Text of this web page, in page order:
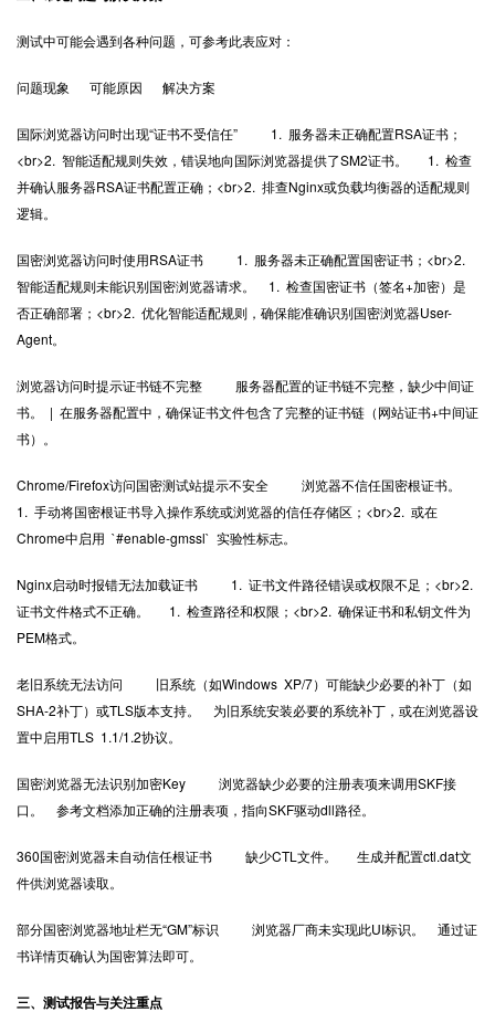
测试中可能会遇到各种问题，可参考此表应对：
问题现象 可能原因 解决方案
国际浏览器访问时出现“证书不受信任” 1. 服务器未正确配置RSA证书；
<br>2. 智能适配规则失效，错误地向国际浏览器提供了SM2证书。 1. 检查
并确认服务器RSA证书配置正确；<br>2. 排查Nginx或负载均衡器的适配规则
逻辑。
国密浏览器访问时使用RSA证书 1. 服务器未正确配置国密证书；<br>2.
智能适配规则未能识别国密浏览器请求。 1. 检查国密证书（签名+加密）是
否正确部署；<br>2. 优化智能适配规则，确保能准确识别国密浏览器User-
Agent。
浏览器访问时提示证书链不完整 服务器配置的证书链不完整，缺少中间证
书。 | 在服务器配置中，确保证书文件包含了完整的证书链（网站证书+中间证
书）。
Chrome/Firefox访问国密测试站提示不安全 浏览器不信任国密根证书。
1. 手动将国密根证书导入操作系统或浏览器的信任存储区；<br>2. 或在
Chrome中启用 `#enable-gmssl` 实验性标志。
Nginx启动时报错无法加载证书 1. 证书文件路径错误或权限不足；<br>2.
证书文件格式不正确。 1. 检查路径和权限；<br>2. 确保证书和私钥文件为
PEM格式。
老旧系统无法访问 旧系统（如Windows XP/7）可能缺少必要的补丁（如
SHA-2补丁）或TLS版本支持。 为旧系统安装必要的系统补丁，或在浏览器设
置中启用TLS 1.1/1.2协议。
国密浏览器无法识别加密Key 浏览器缺少必要的注册表项来调用SKF接
口。 参考文档添加正确的注册表项，指向SKF驱动dll路径。
360国密浏览器未自动信任根证书 缺少CTL文件。 生成并配置ctl.dat文
件供浏览器读取。
部分国密浏览器地址栏无“GM”标识 浏览器厂商未实现此UI标识。 通过证
书详情页确认为国密算法即可。
三、测试报告与关注重点